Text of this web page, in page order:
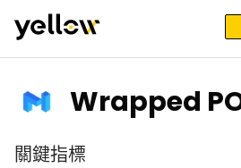
Wrapped
關鍵指標